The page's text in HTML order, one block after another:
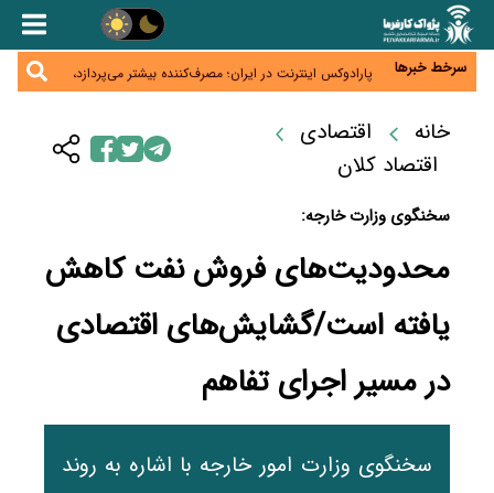
سرخط خبرها
زائران اربعین نگران ارز باقی‌مانده نباشند؛ خرید دینار در
جنگ کریدورها وارد فاز جدید شد؛ سرمایه‌گذاری ۳۴۵
میلیارد دلاری اوراسیا تا ۲۰۳۵
پارادوکس اینترنت در ایران؛ مصرف‌کننده بیشتر می‌پردازد،
شبکه کمتر توسعه می‌یابد
جدید سیاست‌های مالیاتی در حمایت از تولید
معمای تأمین ۸۰ همت معوقات بازنشستگان؛ بانک رفاه
وارد میدان شد
خانه
اقتصادی
اقتصاد کلان
سخنگوی وزارت خارجه:
محدودیت‌های فروش نفت کاهش
یافته است/گشایش‌های اقتصادی
در مسیر اجرای تفاهم
سخنگوی وزارت امور خارجه با اشاره به روند